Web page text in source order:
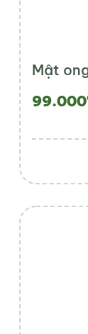
Mật
99.000